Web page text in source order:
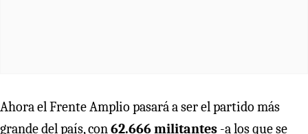
Ahora el Frente Amplio pasará a ser el partido más
grande del país, con62.666 militantes -a los que se